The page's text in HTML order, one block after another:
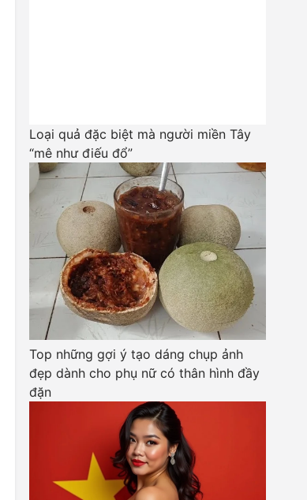
Loại quả đặc biệt mà người miền Tây
“mê như điếu đổ”
Top những gợi ý tạo dáng chụp ảnh
đẹp dành cho phụ nữ có thân hình đầy
đặn